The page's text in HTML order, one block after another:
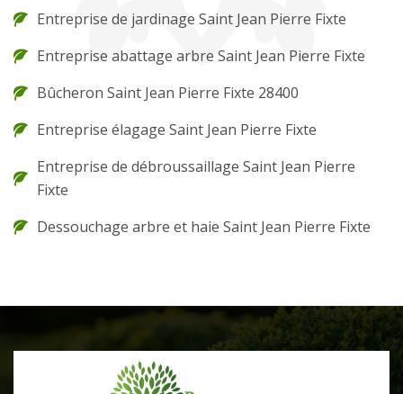
Entreprise de jardinage Saint Jean Pierre Fixte
Entreprise abattage arbre Saint Jean Pierre Fixte
Bûcheron Saint Jean Pierre Fixte 28400
Entreprise élagage Saint Jean Pierre Fixte
Entreprise de débroussaillage Saint Jean Pierre
Fixte
Dessouchage arbre et haie Saint Jean Pierre Fixte